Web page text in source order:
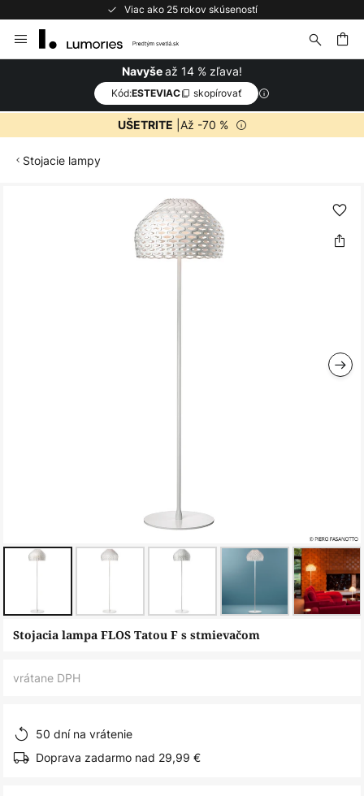
Viac ako 25 rokov skúseností
to
Navyšeaž 14 % zľava!
Kód:ESTEVIAC skopírovať
UŠETRITE |Až -70 %
Stojacie lampy
Preskočiť
Stojacia lampa FLOS Tatou F s stmievačom
vrátane DPH
50 dní na vrátenie
Doprava zadarmo nad 29,99 €